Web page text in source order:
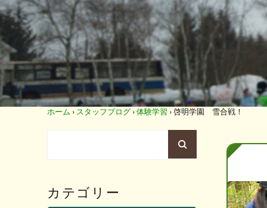
ホーム › スタッフブログ › 体験学習 › 啓明学園 雪合戦！
カテゴリー